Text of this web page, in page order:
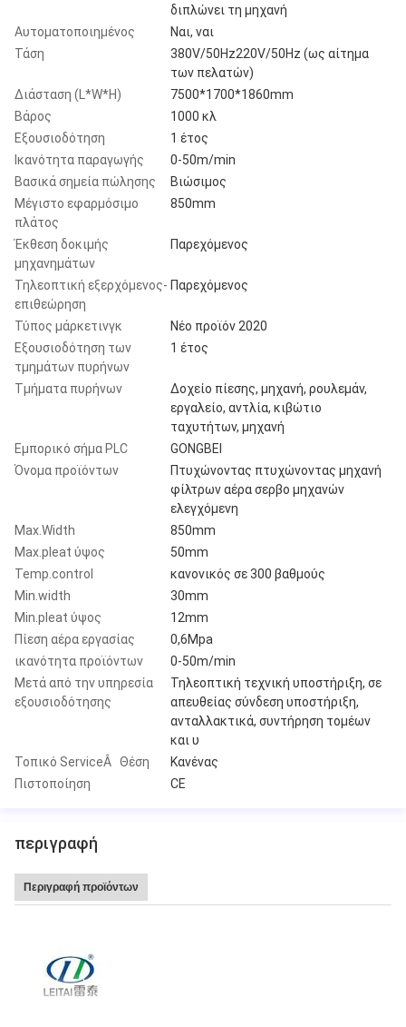
διπλώνει τη μηχανή
Αυτοματοποιημένος
Ναι, ναι
Τάση
380V/50Hz220V/50Hz (ως αίτημα
των πελατών)
Διάσταση (L*W*H)
7500*1700*1860mm
Βάρος
1000 κλ
Εξουσιοδότηση
1 έτος
Ικανότητα παραγωγής
0-50m/min
Βασικά σημεία πώλησης
Βιώσιμος
Μέγιστο εφαρμόσιμο
πλάτος
850mm
Έκθεση δοκιμής
μηχανημάτων
Παρεχόμενος
Τηλεοπτική εξερχόμενος-
επιθεώρηση
Παρεχόμενος
Τύπος μάρκετινγκ
Νέο προϊόν 2020
Εξουσιοδότηση των
τμημάτων πυρήνων
1 έτος
Τμήματα πυρήνων
Δοχείο πίεσης, μηχανή, ρουλεμάν,
εργαλείο, αντλία, κιβώτιο
ταχυτήτων, μηχανή
Εμπορικό σήμα PLC
GONGBEI
Όνομα προϊόντων
Πτυχώνοντας πτυχώνοντας μηχανή
φίλτρων αέρα σερβο μηχανών
ελεγχόμενη
Max.Width
850mm
Max.pleat ύψος
50mm
Temp.control
κανονικός σε 300 βαθμούς
Min.width
30mm
Min.pleat ύψος
12mm
Πίεση αέρα εργασίας
0,6Mpa
ικανότητα προϊόντων
0-50m/min
Μετά από την υπηρεσία
εξουσιοδότησης
Τηλεοπτική τεχνική υποστήριξη, σε
απευθείας σύνδεση υποστήριξη,
ανταλλακτικά, συντήρηση τομέων
και υ
Τοπικό ServiceÂ Θέση
Κανένας
Πιστοποίηση
CE
περιγραφή
Περιγραφή προϊόντων